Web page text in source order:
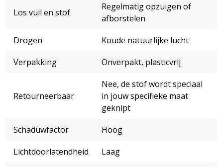
Los vuil en stof
Regelmatig opzuigen of
afborstelen
Drogen
Koude natuurlijke lucht
Verpakking
Onverpakt, plasticvrij
Retourneerbaar
Nee, de stof wordt speciaal
in jouw specifieke maat
geknipt
Schaduwfactor
Hoog
Lichtdoorlatendheid
Laag